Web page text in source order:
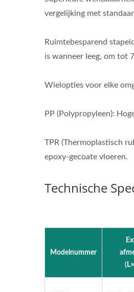
vergelijking met
Ruimtebesparend
is wanneer leeg, om tot
Wielopties voor elke
PP (Polypropyleen):
TPR (Thermoplastisch
epoxy-gecoate vloeren.
Technische
Modelnummer
Lichtgewicht
Professionele
Maat Gemaakte
Maat Gemaakte